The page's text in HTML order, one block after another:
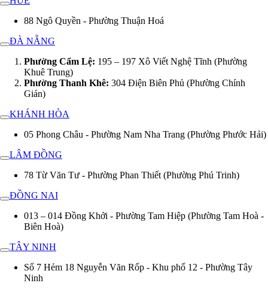
88 Ngô Quyền - Phường Thuận Hoá
ĐÀ NẴNG
Phường Cẩm Lệ: 195 – 197 Xô Viết Nghệ Tĩnh (Phường
Khuê Trung)
Phường Thanh Khê: 304 Điện Biên Phủ (Phường Chính
Gián)
KHÁNH HÒA
05 Phong Châu - Phường Nam Nha Trang (Phường Phước Hải)
LÂM ĐỒNG
78 Từ Văn Tư - Phường Phan Thiết (Phường Phú Trinh)
ĐỒNG NAI
013 – 014 Đồng Khởi - Phường Tam Hiệp (Phường Tam Hoà -
Biên Hoà)
TÂY NINH
Số 7 Hẻm 18 Nguyễn Văn Rốp - Khu phố 12 - Phường Tây
Ninh